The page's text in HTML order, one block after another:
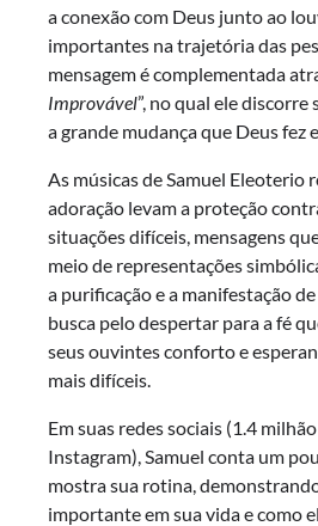
a conexão com Deus junto ao
importantes na trajetória das
mensagem é complementada
Improvável”, no qual ele discorre
a grande mudança que Deus fez
As músicas de Samuel Eleoterio
adoração levam a proteção
situações difíceis, mensagens
meio de representações
a purificação e a manifestação de
busca pelo despertar para a fé
seus ouvintes conforto e
mais difíceis.
Em suas redes sociais (1.4
Instagram), Samuel conta um
mostra sua rotina,
importante em sua vida e como